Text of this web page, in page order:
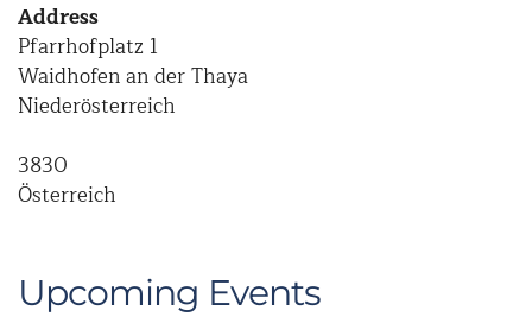
Address
Pfarrhofplatz 1
Waidhofen an der Thaya
Niederösterreich
3830
Österreich
Upcoming Events